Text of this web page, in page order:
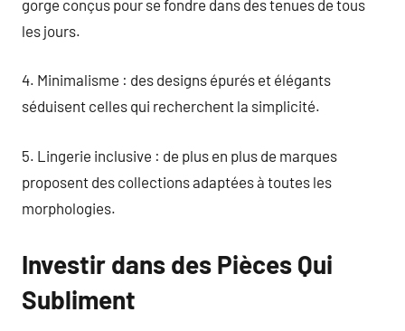
gorge conçus pour se fondre dans des tenues de tous
les jours.
4. Minimalisme : des designs épurés et élégants
séduisent celles qui recherchent la simplicité.
5. Lingerie inclusive : de plus en plus de marques
proposent des collections adaptées à toutes les
morphologies.
Investir dans des Pièces Qui
Subliment